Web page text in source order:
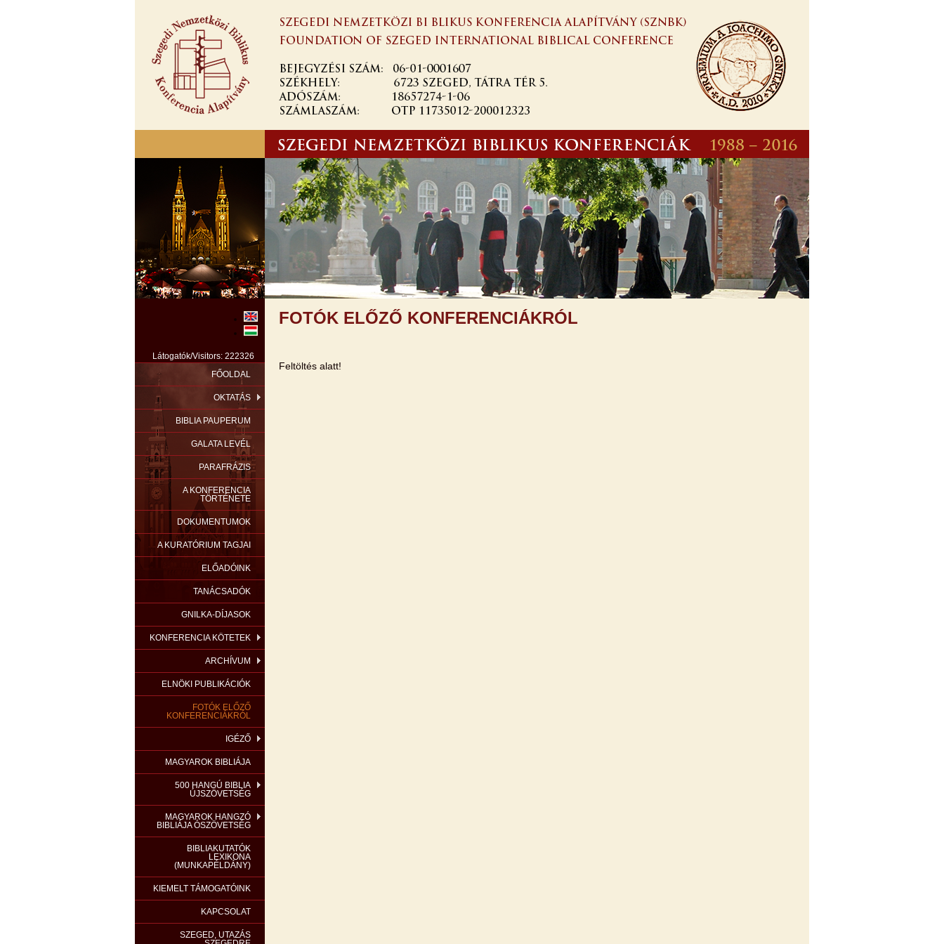
FOTÓK ELŐZŐ KONFERENCIÁKRÓL
Feltöltés alatt!
Látogatók/Visitors: 222326
FŐOLDAL
OKTATÁS
BIBLIA PAUPERUM
GALATA LEVÉL
PARAFRÁZIS
A KONFERENCIA
TÖRTÉNETE
DOKUMENTUMOK
A KURATÓRIUM TAGJAI
ELŐADÓINK
TANÁCSADÓK
GNILKA-DÍJASOK
KONFERENCIA KÖTETEK
ARCHÍVUM
ELNÖKI PUBLIKÁCIÓK
FOTÓK ELŐZŐ
KONFERENCIÁKRÓL
IGÉZŐ
MAGYAROK BIBLIÁJA
500 HANGÚ BIBLIA
ÚJSZÖVETSÉG
MAGYAROK HANGZÓ
BIBLIÁJA ÓSZÖVETSÉG
BIBLIAKUTATÓK
LEXIKONA
(MUNKAPÉLDÁNY)
KIEMELT TÁMOGATÓINK
KAPCSOLAT
SZEGED, UTAZÁS